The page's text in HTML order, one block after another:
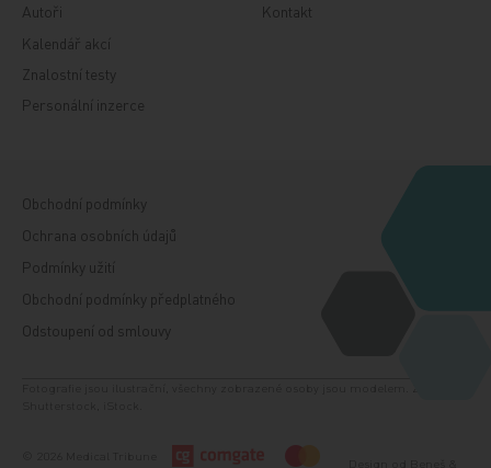
Autoři
Kalendář akcí
Znalostní testy
Personální inzerce
Kontakt
Obchodní podmínky
Ochrana osobních údajů
Podmínky užití
Obchodní podmínky předplatného
Odstoupení od smlouvy